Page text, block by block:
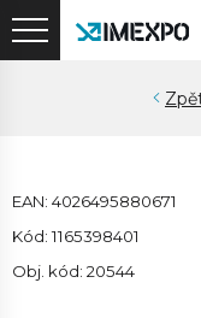
EAN: 4026495880671
Kód: 1165398401
Obj. kód: 20544